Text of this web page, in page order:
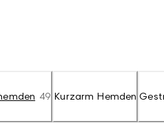
49 Kurzarm Hemden